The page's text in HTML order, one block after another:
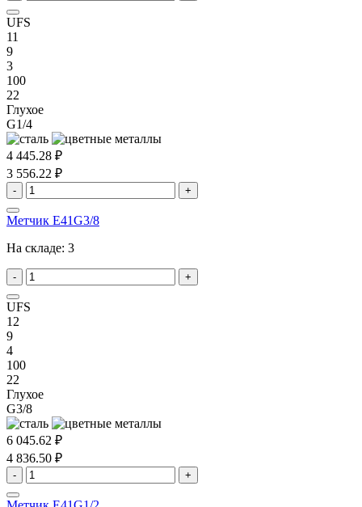
UFS
11
9
3
100
22
Глухое
G1/4
4 445.28 ₽
3 556.22 ₽
- +
Метчик E41G3/8
На складе: 3
- +
UFS
12
9
4
100
22
Глухое
G3/8
6 045.62 ₽
4 836.50 ₽
- +